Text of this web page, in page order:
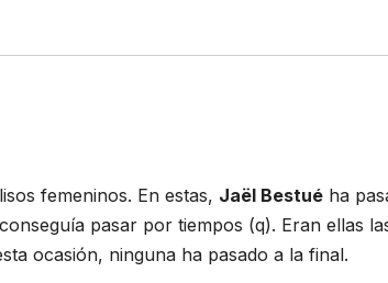
femeninos. En estas, Jaël Bestué ha
conseguía pasar por tiempos (q). Eran ellas
ocasión, ninguna ha pasado a la final.